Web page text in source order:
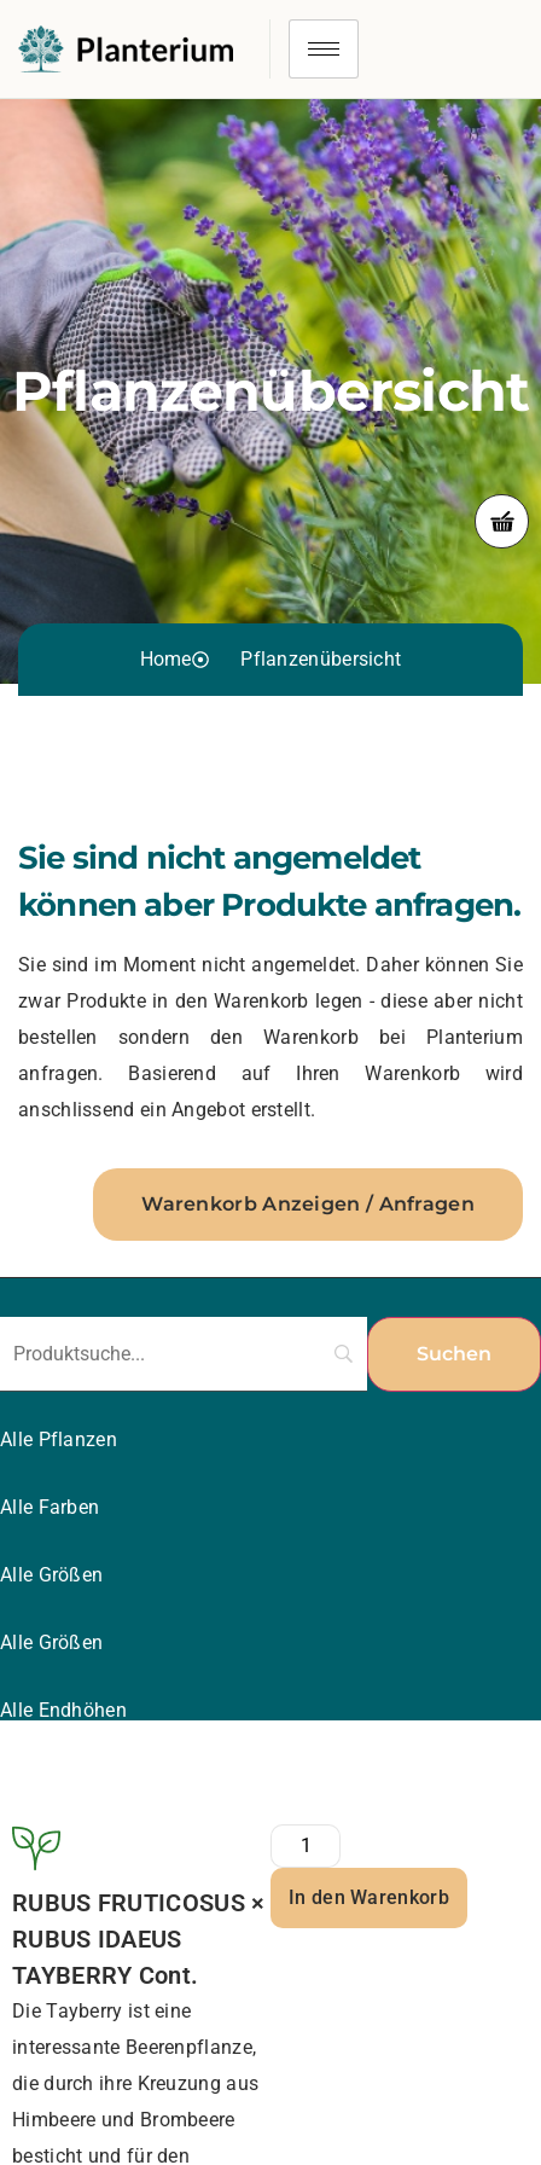
Pflanzenübersicht
Home Pflanzenübersicht
Sie sind nicht angemeldet
können aber Produkte anfragen.
Sie sind im Moment nicht angemeldet. Daher können Sie
zwar Produkte in den Warenkorb legen - diese aber nicht
bestellen sondern den Warenkorb bei Planterium
anfragen. Basierend auf Ihren Warenkorb wird
anschlissend ein Angebot erstellt.
Warenkorb Anzeigen / Anfragen
Alle Pflanzen
Alle Farben
Alle Größen
Alle Größen
Alle Endhöhen
RUBUS FRUTICOSUS ×
RUBUS IDAEUS
TAYBERRY Cont.
Die Tayberry ist eine
interessante Beerenpflanze,
die durch ihre Kreuzung aus
Himbeere und Brombeere
besticht und für den
In den Warenkorb